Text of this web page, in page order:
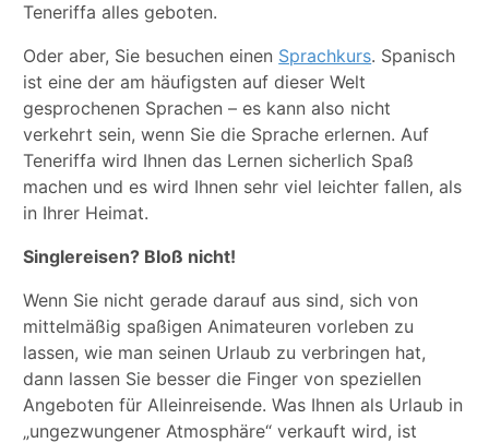
Teneriffa alles geboten.
Oder aber, Sie besuchen einen Sprachkurs. Spanisch
ist eine der am häufigsten auf dieser Welt
gesprochenen Sprachen – es kann also nicht
verkehrt sein, wenn Sie die Sprache erlernen. Auf
Teneriffa wird Ihnen das Lernen sicherlich Spaß
machen und es wird Ihnen sehr viel leichter fallen, als
in Ihrer Heimat.
Singlereisen? Bloß nicht!
Wenn Sie nicht gerade darauf aus sind, sich von
mittelmäßig spaßigen Animateuren vorleben zu
lassen, wie man seinen Urlaub zu verbringen hat,
dann lassen Sie besser die Finger von speziellen
Angeboten für Alleinreisende. Was Ihnen als Urlaub in
„ungezwungener Atmosphäre“ verkauft wird, ist